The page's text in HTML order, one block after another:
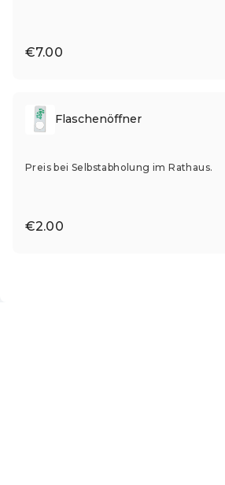
€7.00
Flaschenöffner
Preis bei Selbstabholung im Rathaus.
€2.00